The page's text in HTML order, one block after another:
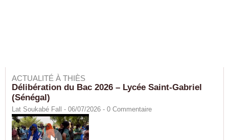
ACTUALITÉ À THIÈS
Délibération du Bac 2026 – Lycée Saint-Gabriel
(Sénégal)
Lat Soukabé Fall - 06/07/2026 - 0 Commentaire